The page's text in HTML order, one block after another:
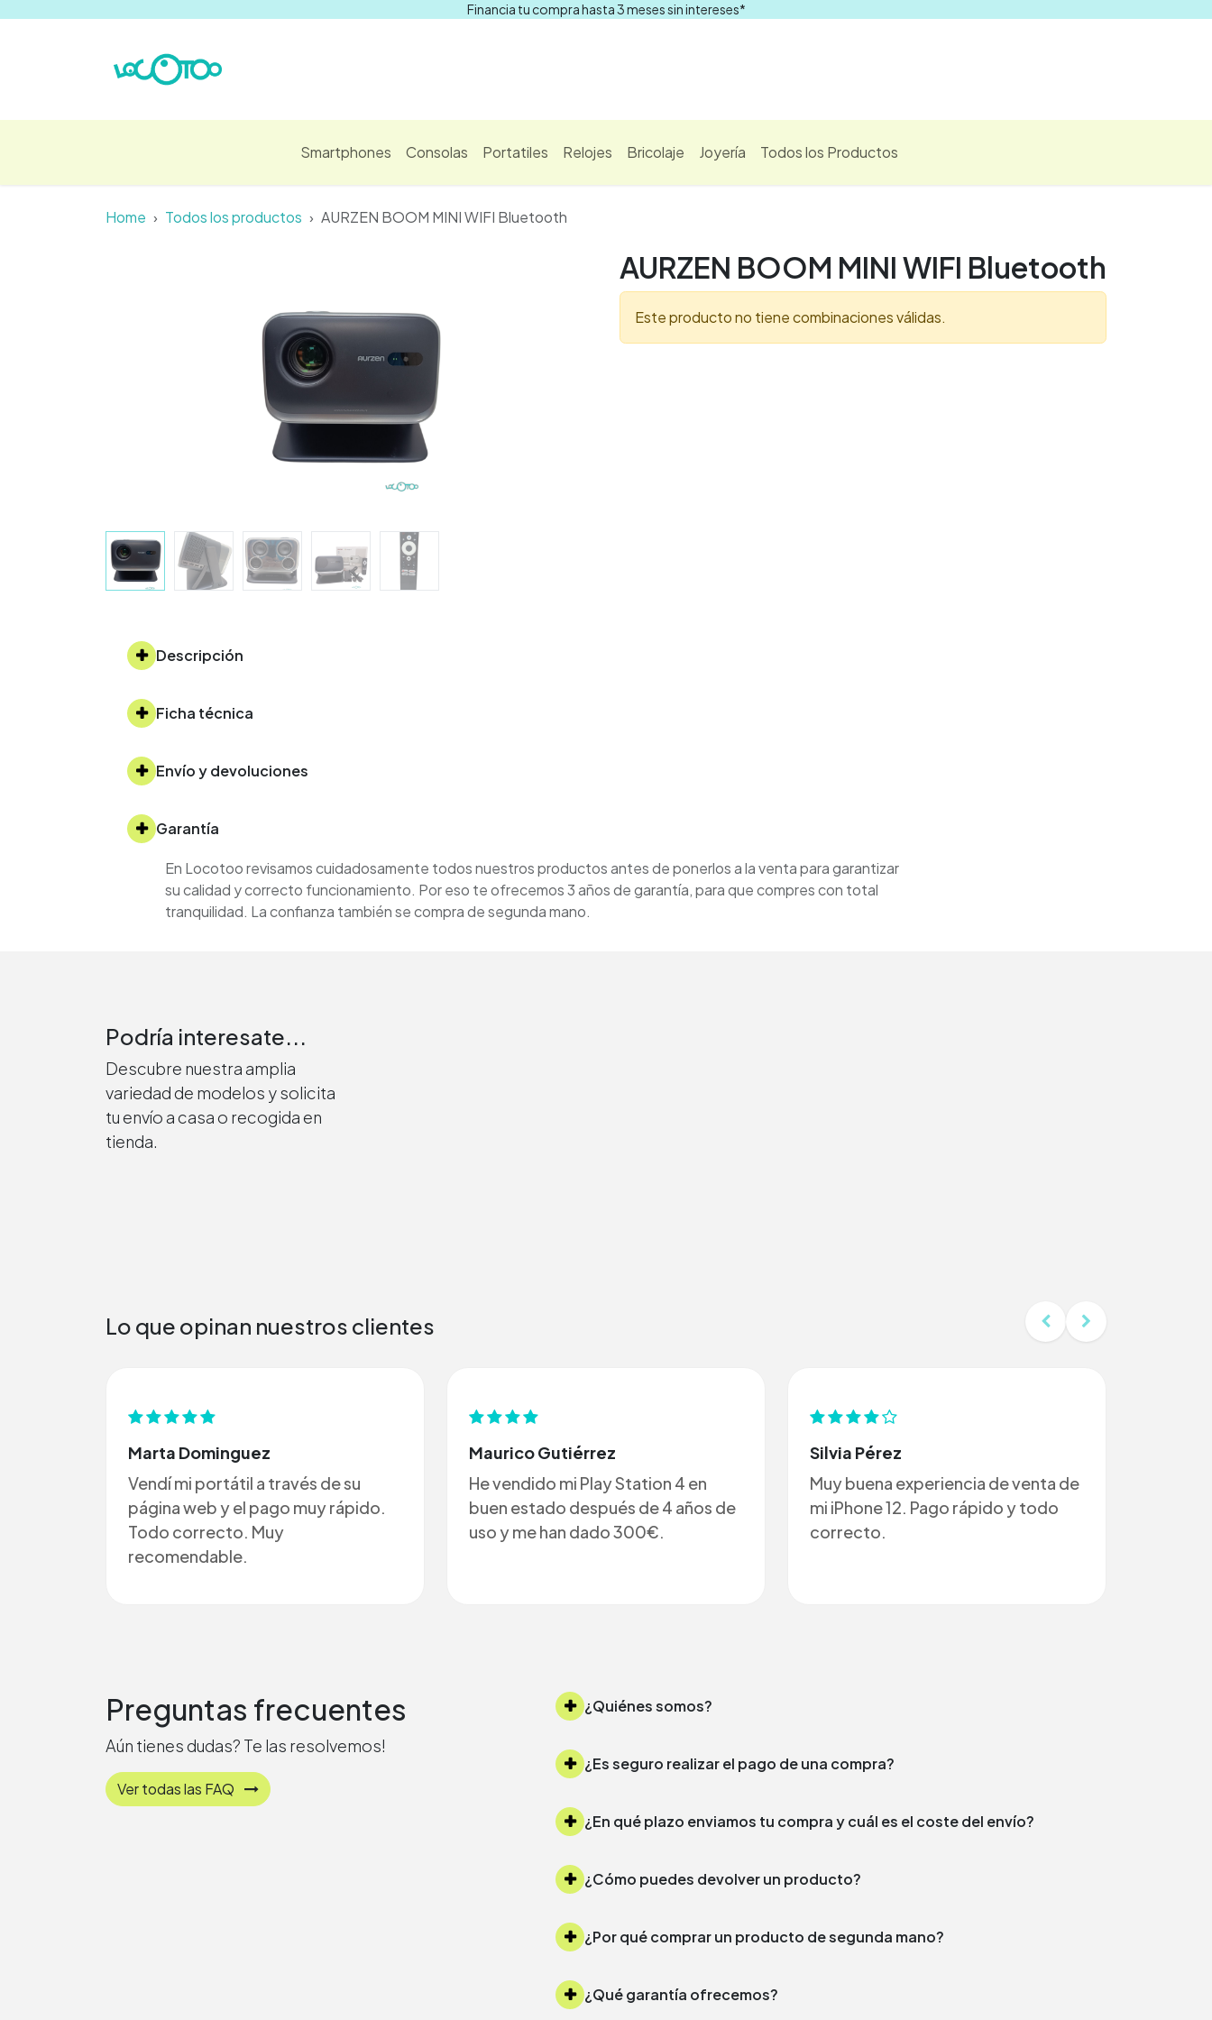
Financia tu compra hasta 3 meses sin intereses*
Smartphones Consolas Portatiles Relojes Bricolaje Joyería Todos los Productos
Home Todos los productos AURZEN BOOM MINI WIFI Bluetooth
AURZEN BOOM MINI WIFI Bluetooth
Este producto no tiene combinaciones válidas.
Descripción
Ficha técnica
Envío y devoluciones
Garantía
En Locotoo revisamos cuidadosamente todos nuestros productos antes de ponerlos a la venta para garantizar
su calidad y correcto funcionamiento. Por eso te ofrecemos 3 años de garantía, para que compres con total
tranquilidad. La confianza también se compra de segunda mano.
Podría interesate...
Descubre nuestra amplia
variedad de modelos y solicita
tu envío a casa o recogida en
tienda.
Lo que opinan nuestros clientes
Marta Dominguez
Vendí mi portátil a través de su
página web y el pago muy rápido.
Todo correcto. Muy
recomendable.
Maurico Gutiérrez
He vendido mi Play Station 4 en
buen estado después de 4 años de
uso y me han dado 300€.
Silvia Pérez
Muy buena experiencia de venta de
mi iPhone 12. Pago rápido y todo
correcto.
Preguntas frecuentes
Aún tienes dudas? Te las resolvemos!
Ver todas las FAQ
¿Quiénes somos?
¿Es seguro realizar el pago de una compra?
¿En qué plazo enviamos tu compra y cuál es el coste del envío?
¿Cómo puedes devolver un producto?
¿Por qué comprar un producto de segunda mano?
¿Qué garantía ofrecemos?